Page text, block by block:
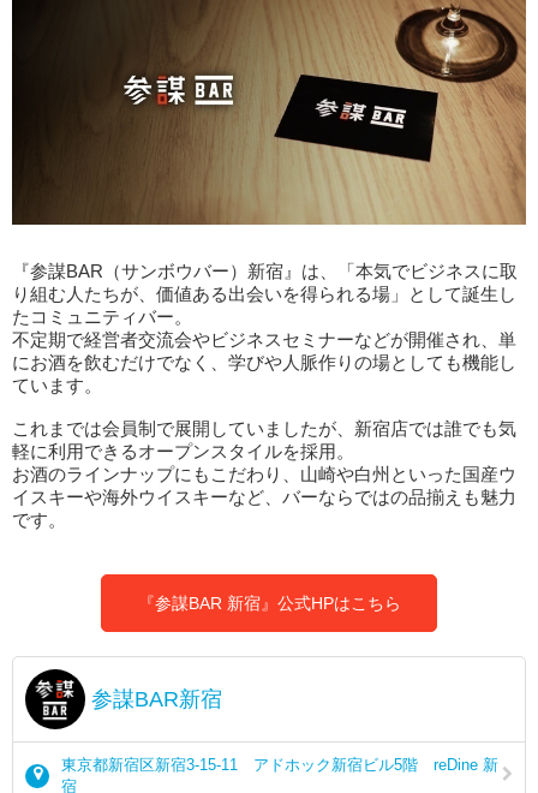
『参謀BAR（サンボウバー）新宿』は、「本気でビジネスに取
り組む人たちが、価値ある出会いを得られる場」として誕生し
たコミュニティバー。
不定期で経営者交流会やビジネスセミナーなどが開催され、単
にお酒を飲むだけでなく、学びや人脈作りの場としても機能し
ています。
これまでは会員制で展開していましたが、新宿店では誰でも気
軽に利用できるオープンスタイルを採用。
お酒のラインナップにもこだわり、山崎や白州といった国産ウ
イスキーや海外ウイスキーなど、バーならではの品揃えも魅力
です。
『参謀BAR 新宿』公式HPはこちら
参謀BAR新宿
東京都新宿区新宿3-15-11 アドホック新宿ビル5階 reDine 新
宿